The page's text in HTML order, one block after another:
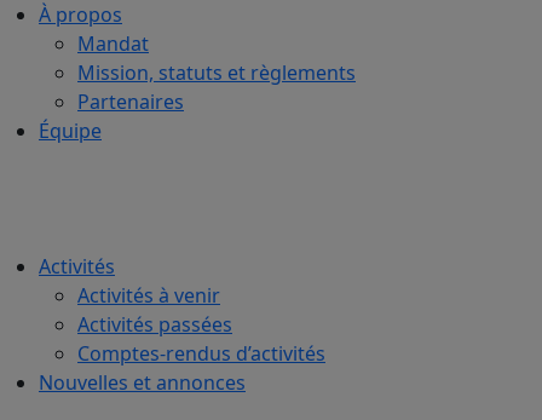
À propos
Mandat
Mission, statuts et règlements
Partenaires
Équipe
Activités
Activités à venir
Activités passées
Comptes-rendus d’activités
Nouvelles et annonces